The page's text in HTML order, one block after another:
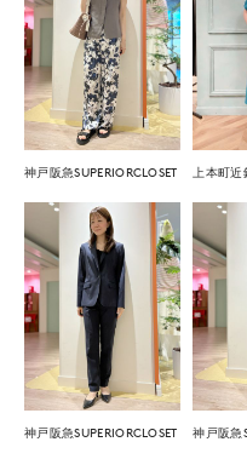
神戸阪急SUPERIORCLOSET
神戸阪急SUPERIORCLOSET 神戸阪急